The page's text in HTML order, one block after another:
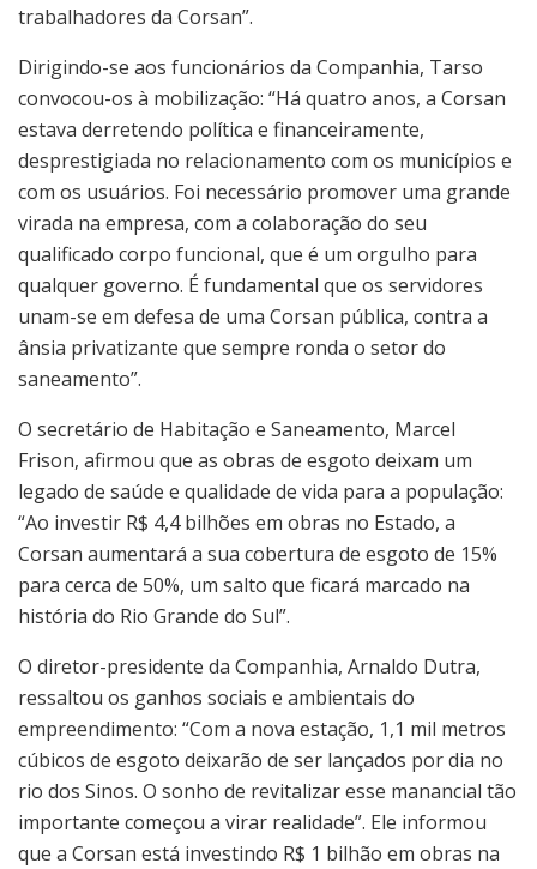
trabalhadores da Corsan”.
Dirigindo-se aos funcionários da Companhia, Tarso
convocou-os à mobilização: “Há quatro anos, a Corsan
estava derretendo política e financeiramente,
desprestigiada no relacionamento com os municípios e
com os usuários. Foi necessário promover uma grande
virada na empresa, com a colaboração do seu
qualificado corpo funcional, que é um orgulho para
qualquer governo. É fundamental que os servidores
unam-se em defesa de uma Corsan pública, contra a
ânsia privatizante que sempre ronda o setor do
saneamento”.
O secretário de Habitação e Saneamento, Marcel
Frison, afirmou que as obras de esgoto deixam um
legado de saúde e qualidade de vida para a população:
“Ao investir R$ 4,4 bilhões em obras no Estado, a
Corsan aumentará a sua cobertura de esgoto de 15%
para cerca de 50%, um salto que ficará marcado na
história do Rio Grande do Sul”.
O diretor-presidente da Companhia, Arnaldo Dutra,
ressaltou os ganhos sociais e ambientais do
empreendimento: “Com a nova estação, 1,1 mil metros
cúbicos de esgoto deixarão de ser lançados por dia no
rio dos Sinos. O sonho de revitalizar esse manancial tão
importante começou a virar realidade”. Ele informou
que a Corsan está investindo R$ 1 bilhão em obras na